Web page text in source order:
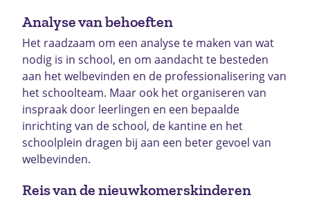
Analyse van behoeften
Het raadzaam om een analyse te maken van wat
nodig is in school, en om aandacht te besteden
aan het welbevinden en de professionalisering van
het schoolteam. Maar ook het organiseren van
inspraak door leerlingen en een bepaalde
inrichting van de school, de kantine en het
schoolplein dragen bij aan een beter gevoel van
welbevinden.
Reis van de nieuwkomerskinderen